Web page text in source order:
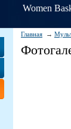
Women
Главная